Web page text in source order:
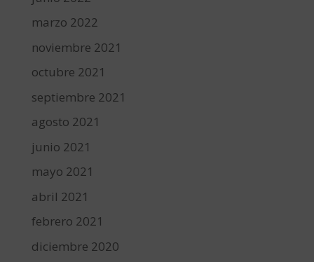
marzo 2022
noviembre 2021
octubre 2021
septiembre 2021
agosto 2021
junio 2021
mayo 2021
abril 2021
febrero 2021
diciembre 2020